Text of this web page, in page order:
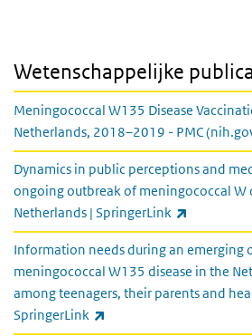
Wetenschappelijke
Meningococcal W135 Disease
Netherlands, 2018–2019 - PMC
Dynamics in public perceptions and
ongoing outbreak of meningococcal W
Netherlands | SpringerLink
Information needs during an emerging
meningococcal W135 disease in the
among teenagers, their parents and
SpringerLink